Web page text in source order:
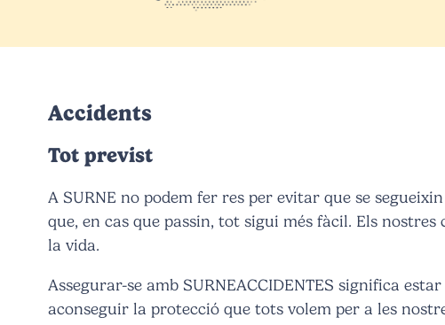
Accidents
Tot previst
A SURNE no podem fer res per evitar que se
que, en cas que passin, tot sigui més fàcil. Els
la vida.
Assegurar-se amb SURNEACCIDENTES significa
aconseguir la protecció que tots volem per a les